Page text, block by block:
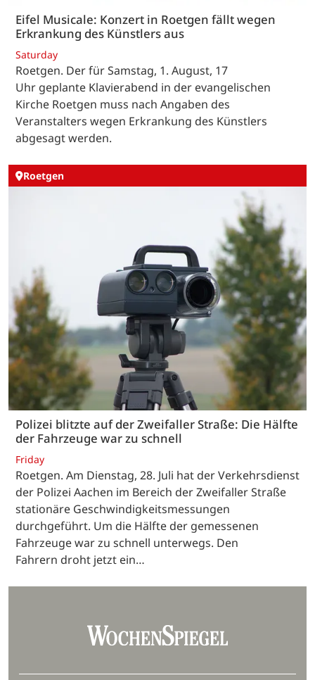
Eifel Musicale: Konzert in Roetgen fällt wegen
Erkrankung des Künstlers aus
Saturday
Roetgen. Der für Samstag, 1. August, 17
Uhr geplante Klavierabend in der evangelischen
Kirche Roetgen muss nach Angaben des
Veranstalters wegen Erkrankung des Künstlers
abgesagt werden.
Roetgen
Polizei blitzte auf der Zweifaller Straße: Die Hälfte
der Fahrzeuge war zu schnell
Friday
Roetgen. Am Dienstag, 28. Juli hat der Verkehrsdienst
der Polizei Aachen im Bereich der Zweifaller Straße
stationäre Geschwindigkeitsmessungen
durchgeführt. Um die Hälfte der gemessenen
Fahrzeuge war zu schnell unterwegs. Den
Fahrern droht jetzt ein…